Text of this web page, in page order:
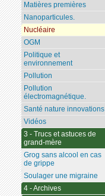
Matières premières
Nanoparticules.
Nucléaire
OGM
Politique et
environnement
Pollution
Pollution
électromagnétique.
Santé nature innovations
Vidéos
3 - Trucs et astuces de
grand-mère
Grog sans alcool en cas
de grippe
Soulager une migraine
4 - Archives